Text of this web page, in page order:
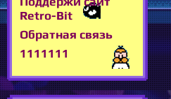
Retro-Bit
Обратная связь
1111111